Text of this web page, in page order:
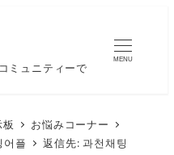
ミュニティーで
MENU
お悩みコーナー
어플
返信先: 과천채팅